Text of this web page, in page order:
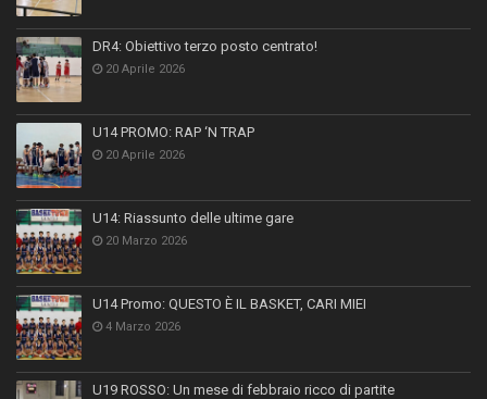
DR4: Obiettivo terzo posto centrato!
20 Aprile 2026
U14 PROMO: RAP ‘N TRAP
20 Aprile 2026
U14: Riassunto delle ultime gare
20 Marzo 2026
U14 Promo: QUESTO È IL BASKET, CARI MIEI
4 Marzo 2026
U19 ROSSO: Un mese di febbraio ricco di partite